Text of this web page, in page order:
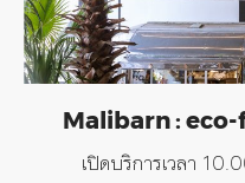
Malibarn :
เปิดบริการเวลา